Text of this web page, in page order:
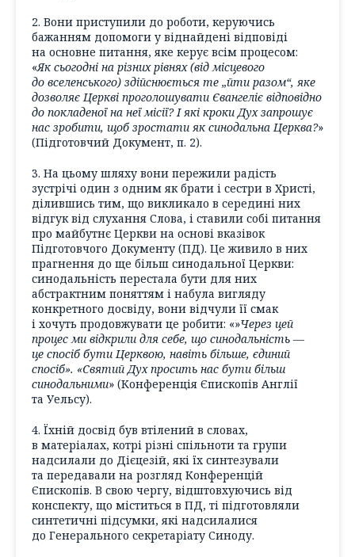
2. Вони приступили до роботи, керуючись
бажанням допомоги у віднайдені відповіді
на основне питання, яке керує всім процесом:
«Як сьогодні на різних рівнях (від місцевого
до вселенського) здійснюється те „йти разом“, яке
дозволяє Церкві проголошувати Євангеліє відповідно
до покладеної на неї місії? І які кроки Дух запрошує
нас зробити, щоб зростати як синодальна Церква?»
(Підготовчий Документ, п. 2).
3. На цьому шляху вони пережили радість
зустрічі один з одним як брати і сестри в Христі,
ділившись тим, що викликало в середині них
відгук від слухання Слова, і ставили собі питання
про майбутнє Церкви на основі вказівок
Підготовчого Документу (ПД). Це живило в них
прагнення до ще більш синодальної Церкви:
синодальність перестала бути для них
абстрактним поняттям і набула вигляду
конкретного досвіду, вони відчули її смак
і хочуть продовжувати це робити: «»Через цей
процес ми відкрили для себе, що синодальність —
це спосіб бути Церквою, навіть більше, єдиний
спосіб». «Святий Дух просить нас бути більш
синодальними» (Конференція Єпископів Англії
та Уельсу).
4. Їхній досвід був втілений в словах,
в матеріалах, котрі різні спільноти та групи
надсилали до Дієцезій, які їх синтезували
та передавали на розгляд Конференцій
Єпископів. В свою чергу, відштовхуючись від
конспекту, що міститься в ПД, ті підготовляли
синтетичні підсумки, які надсилалися
до Генерального секретаріату Синоду.